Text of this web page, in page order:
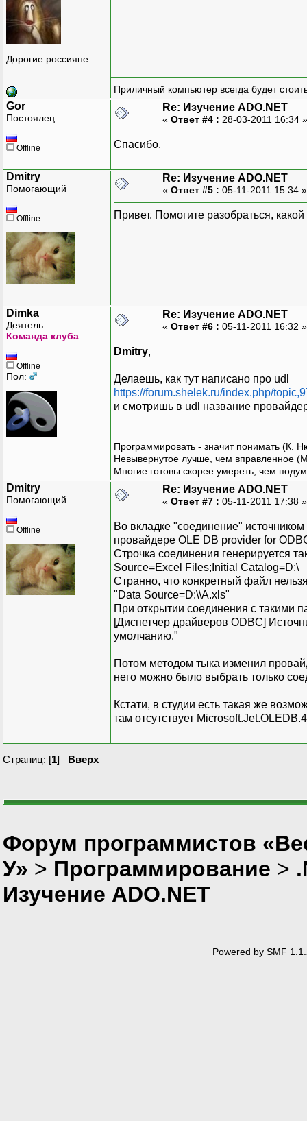
Дорогие россияне
Приличный компьютер всегда будет
Gor
Постоялец
Offline
Re: Изучение ADO.NET
« Ответ #4 : 28-03-2011 16:34
Спасибо.
Dmitry
Помогающий
Offline
Re: Изучение ADO.NET
« Ответ #5 : 05-11-2011 15:34
Привет. Помогите разобраться,
Dimka
Деятель
Команда клуба
Offline
Пол:
Re: Изучение ADO.NET
« Ответ #6 : 05-11-2011 16:32
Dmitry,
Делаешь, как тут написано про udl
https://forum.shelek.ru/index.php/
и смотришь в udl название
Программировать - значит понимать (К.
Невывернутое лучше, чем вправленное
Многие готовы скорее умереть, чем
Dmitry
Помогающий
Offline
Re: Изучение ADO.NET
« Ответ #7 : 05-11-2011 17:38
Во вкладке "соединение"
провайдере OLE DB provider for
Строчка соединения генерируется
Source=Excel Files;Initial Catalog=D:\
Странно, что конкретный файл
"Data Source=D:\\A.xls"
При открытии соединения с такими
[Диспетчер драйверов ODBC]
умолчанию."
Потом методом тыка изменил
него можно было выбрать только
Кстати, в студии есть такая же
там отсутствует
Страниц: [1] Вверх
Форум программистов
У» > Программирование >
Изучение ADO.NET
Powered by SMF